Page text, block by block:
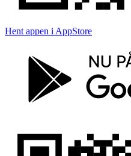
Hent appen i AppStore